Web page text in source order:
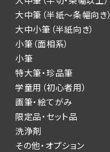
大中筆（半紙～条幅向き）
大中小筆（半紙向き）
小筆（面相系）
小筆
特大筆・珍品筆
学童用（初心者用）
画筆・絵てがみ
限定品・セット品
洗浄剤
その他・オプション